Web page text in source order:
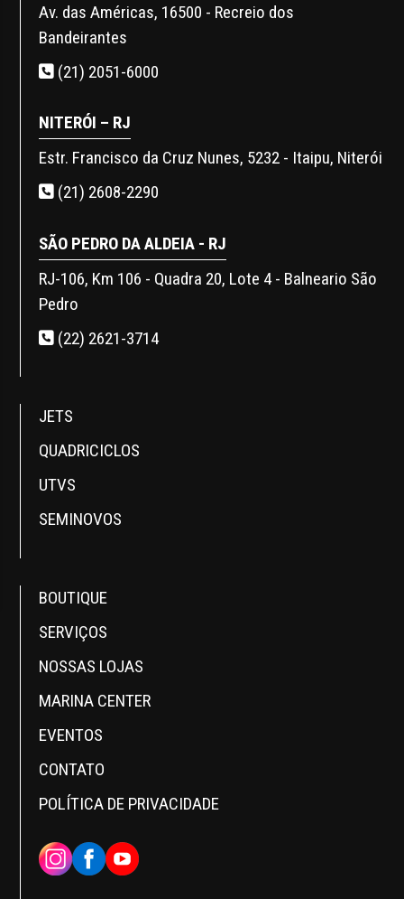
Av. das Américas, 16500 - Recreio dos
Bandeirantes
(21) 2051-6000
NITERÓI – RJ
Estr. Francisco da Cruz Nunes, 5232 - Itaipu, Niterói
(21) 2608-2290
SÃO PEDRO DA ALDEIA - RJ
RJ-106, Km 106 - Quadra 20, Lote 4 - Balneario São
Pedro
(22) 2621-3714
JETS
QUADRICICLOS
UTVS
SEMINOVOS
BOUTIQUE
SERVIÇOS
NOSSAS LOJAS
MARINA CENTER
EVENTOS
CONTATO
POLÍTICA DE PRIVACIDADE
INSTAGRAM
FACEBOOK
YOUTUBE